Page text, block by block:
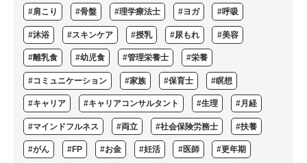
#肩こり #骨盤 #理学療法士 #ヨガ #呼吸
#沐浴 #スキンケア #授乳 #尿もれ #美容
#離乳食 #幼児食 #管理栄養士 #栄養
#コミュニケーション #家族 #保育士 #瞑想
#キャリア #キャリアコンサルタント #生理 #月経
#マインドフルネス #両立 #社会保険労務士 #扶養
#がん #FP #お金 #妊活 #医師 #更年期